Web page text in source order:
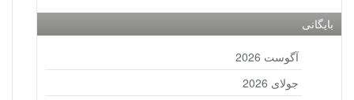
بایگانی
آگوست 2026
جولای 2026